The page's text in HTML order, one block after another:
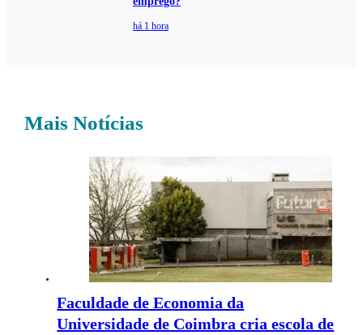
há 1 hora
Mais Notícias
Faculdade de Economia da
Universidade de Coimbra cria escola de